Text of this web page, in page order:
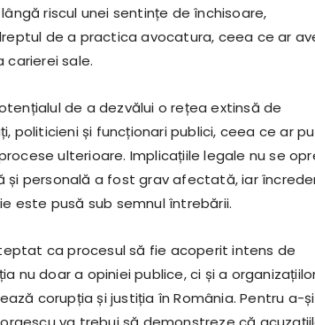
riscul unei sentințe de închisoare,
de a practica avocatura, ceea ce ar
sale.
de a dezvălui o rețea extinsă de
politicieni și funcționari publici, ceea ce ar
ulterioare. Implicațiile legale nu se
și personală a fost grav afectată, iar
este pusă sub semnul întrebării.
ca procesul să fie acoperit intens de
nu doar a opiniei publice, ci și a
corupția și justiția în România. Pentru a-și